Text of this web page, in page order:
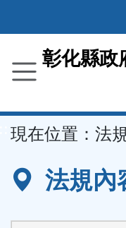
到
要
容
區
彰化縣政
現在位置： 法
法規內